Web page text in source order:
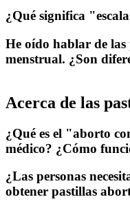
¿Qué significa
He oído hablar de
menstrual. ¿Son
Acerca de las
¿Qué es el "aborto
médico? ¿Cómo
¿Las personas
obtener pastillas